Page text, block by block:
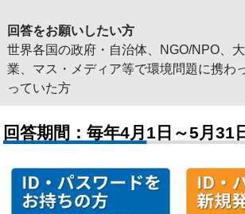
回答をお願いしたい方
世界各国の政府・自治体、NGO/NPO、
業、マス・メディア等で環境問題に携わ
っていた方
回答期間：毎年4月1日～5月31